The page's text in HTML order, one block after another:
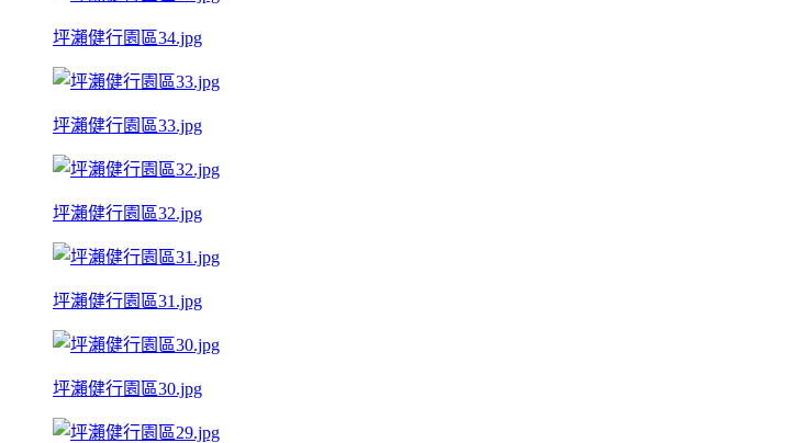
坪瀨健行園區34.jpg
坪瀨健行園區33.jpg
坪瀨健行園區32.jpg
坪瀨健行園區31.jpg
坪瀨健行園區30.jpg